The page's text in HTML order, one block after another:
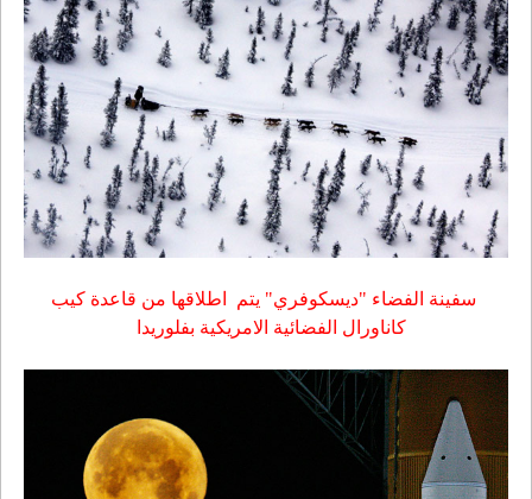
سفينة الفضاء "ديسكوفري" يتم
اطلاقها من قاعدة كيب
كاناورال الفضائية الامريكية بفلوريدا